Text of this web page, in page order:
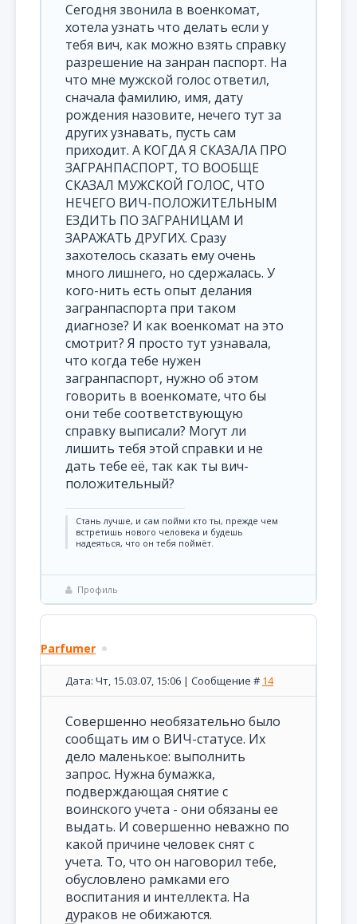
Сегодня звонила в военкомат,
хотела узнать что делать если у
тебя вич, как можно взять справку
разрешение на занран паспорт. На
что мне мужской голос ответил,
сначала фамилию, имя, дату
рождения назовите, нечего тут за
других узнавать, пусть сам
приходит. А КОГДА Я СКАЗАЛА ПРО
ЗАГРАНПАСПОРТ, ТО ВООБЩЕ
СКАЗАЛ МУЖСКОЙ ГОЛОС, ЧТО
НЕЧЕГО ВИЧ-ПОЛОЖИТЕЛЬНЫМ
ЕЗДИТЬ ПО ЗАГРАНИЦАМ И
ЗАРАЖАТЬ ДРУГИХ. Сразу
захотелось сказать ему очень
много лишнего, но сдержалась. У
кого-нить есть опыт делания
загранпаспорта при таком
диагнозе? И как военкомат на это
смотрит? Я просто тут узнавала,
что когда тебе нужен
загранпаспорт, нужно об этом
говорить в военкомате, что бы
они тебе соответствующую
справку выписали? Могут ли
лишить тебя этой справки и не
дать тебе её, так как ты вич-
положительный?
Стань лучше, и сам пойми кто ты, прежде чем
встретишь нового человека и будешь
надеяться, что он тебя поймёт.
Профиль
Parfumer
Дата: Чт, 15.03.07, 15:06 | Сообщение # 14
Совершенно необязательно было
сообщать им о ВИЧ-статусе. Их
дело маленькое: выполнить
запрос. Нужна бумажка,
подверждающая снятие с
воинского учета - они обязаны ее
выдать. И совершенно неважно по
какой причине человек снят с
учета. То, что он наговорил тебе,
обусловлено рамками его
воспитания и интеллекта. На
дураков не обижаются.